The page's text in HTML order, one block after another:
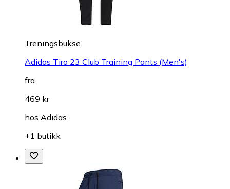
Treningsbukse
Adidas Tiro 23 Club Training Pants (Men's)
fra
469 kr
hos Adidas
+1 butikk